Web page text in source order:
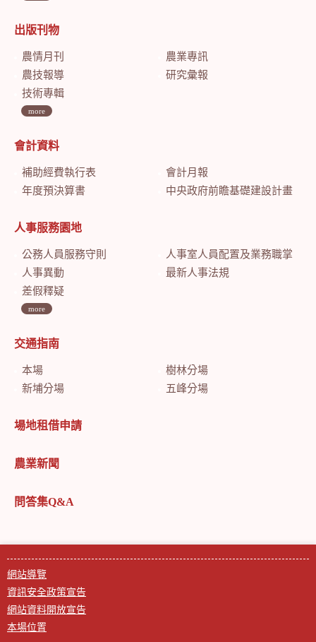
出版刊物
農情月刊
農業專訊
農技報導
研究彙報
技術專輯
more
會計資料
補助經費執行表
會計月報
年度預決算書
中央政府前瞻基礎建設計畫特別預算會計月報
人事服務園地
公務人員服務守則
人事室人員配置及業務職掌
人事異動
最新人事法規
差假釋疑
more
交通指南
本場
樹林分場
新埔分場
五峰分場
場地租借申請
農業新聞
問答集Q&A
網站導覽
資訊安全政策宣告
網站資料開放宣告
本場位置